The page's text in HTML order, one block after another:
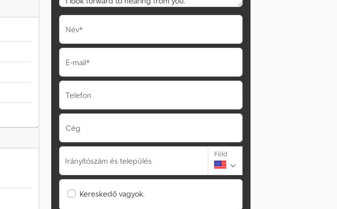
Név*
E-mail*
Telefon
Cég
Irányítószám és település
Föld
Kereskedő vagyok.